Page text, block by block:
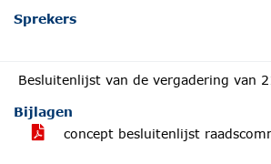
Sprekers
Besluitenlijst van de vergadering van
Bijlagen
concept besluitenlijst